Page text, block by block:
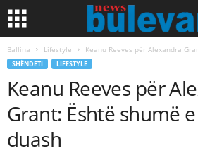
Ballina Lifestyle Keanu Reeves për Alexandra
SHËNDETI LIFESTYLE
Keanu Reeves për
Grant: Është shumë
duash